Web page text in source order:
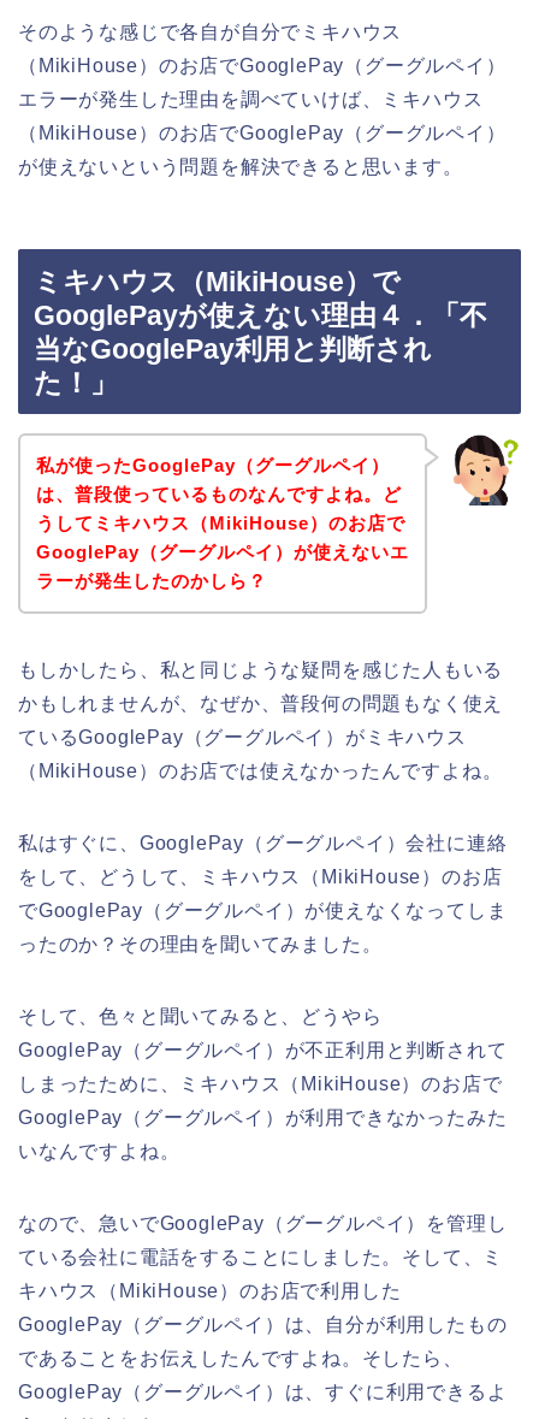
そのような感じで各自が自分でミキハウス
（MikiHouse）のお店でGooglePay（グーグルペイ）
エラーが発生した理由を調べていけば、ミキハウス
（MikiHouse）のお店でGooglePay（グーグルペイ）
が使えないという問題を解決できると思います。
ミキハウス（MikiHouse）で
GooglePayが使えない理由４．「不
当なGooglePay利用と判断され
た！」
私が使ったGooglePay（グーグルペイ）
は、普段使っているものなんですよね。ど
うしてミキハウス（MikiHouse）のお店で
GooglePay（グーグルペイ）が使えないエ
ラーが発生したのかしら？
もしかしたら、私と同じような疑問を感じた人もいる
かもしれませんが、なぜか、普段何の問題もなく使え
ているGooglePay（グーグルペイ）がミキハウス
（MikiHouse）のお店では使えなかったんですよね。
私はすぐに、GooglePay（グーグルペイ）会社に連絡
をして、どうして、ミキハウス（MikiHouse）のお店
でGooglePay（グーグルペイ）が使えなくなってしま
ったのか？その理由を聞いてみました。
そして、色々と聞いてみると、どうやら
GooglePay（グーグルペイ）が不正利用と判断されて
しまったために、ミキハウス（MikiHouse）のお店で
GooglePay（グーグルペイ）が利用できなかったみた
いなんですよね。
なので、急いでGooglePay（グーグルペイ）を管理し
ている会社に電話をすることにしました。そして、ミ
キハウス（MikiHouse）のお店で利用した
GooglePay（グーグルペイ）は、自分が利用したもの
であることをお伝えしたんですよね。そしたら、
GooglePay（グーグルペイ）は、すぐに利用できるよ